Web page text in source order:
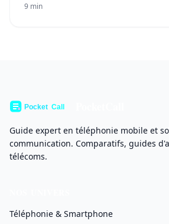
9 min
Guide expert en téléphonie mobile et
communication. Comparatifs, guides
télécoms.
Téléphonie & Smartphone